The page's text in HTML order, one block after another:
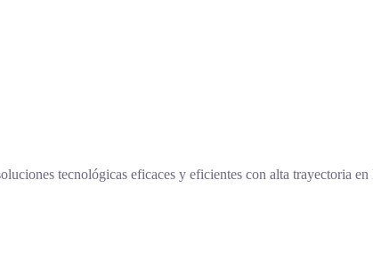
tecnológicas eficaces y eficientes con alta trayectoria en